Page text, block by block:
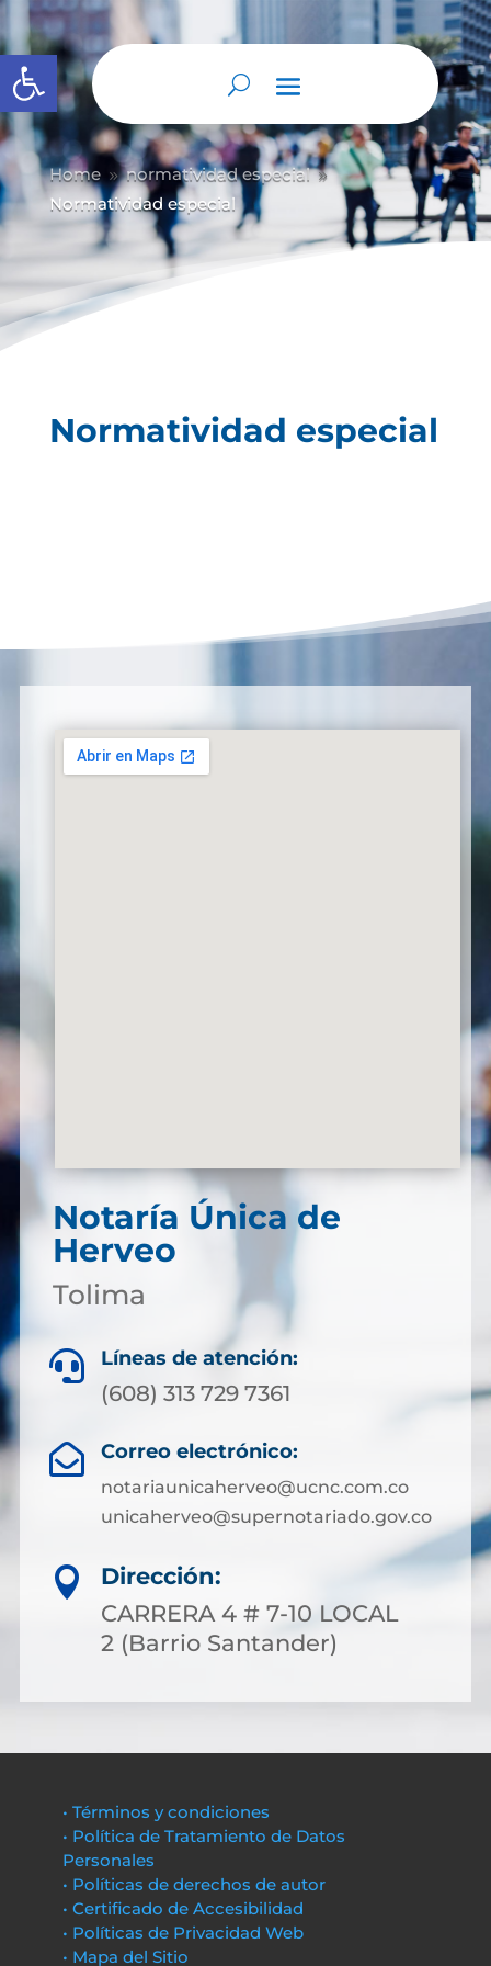
Abrir barra de herramientas
Home 9 normatividad especial 9
Normatividad especial
Normatividad especial
Notaría Única de
Herveo
Tolima
 Líneas de atención:
(608) 313 729 7361
 Correo electrónico:
notariaunicaherveo@ucnc.com.co
unicaherveo@supernotariado.gov.co

Dirección:
CARRERA 4 # 7-10 LOCAL
2 (Barrio Santander)
• Términos y condiciones
• Política de Tratamiento de Datos
Personales
• Políticas de derechos de autor
• Certificado de Accesibilidad
• Políticas de Privacidad Web
• Mapa del Sitio